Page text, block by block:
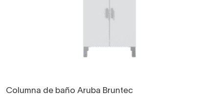
Columna de baño Aruba Bruntec